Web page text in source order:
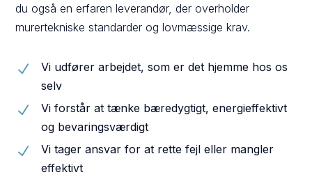
du også en erfaren leverandør, der overholder
murertekniske standarder og lovmæssige krav.
N
Vi udfører arbejdet, som er det hjemme hos os
selv
N
Vi forstår at tænke bæredygtigt, energieffektivt
og bevaringsværdigt
N
Vi tager ansvar for at rette fejl eller mangler
effektivt